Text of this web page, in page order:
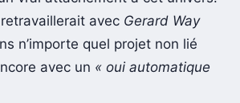
avec Gerard Way
n’importe quel projet non lié
avec un « oui automatique